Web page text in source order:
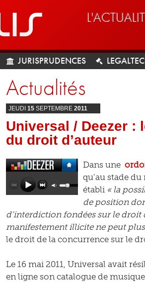
JURISPRUDENCES
Actualités
JEUDI 15 SEPTEMBRE 2011
Universal / Deezer :
du droit d’auteur
Dans une
qu’au stade
établi « la
de position
d’interdiction fondées sur le droit
manifestement illicite ne peut plus
le droit de la concurrence sur le
Le 16 mai 2011, Universal avait
en ligne son catalogue de